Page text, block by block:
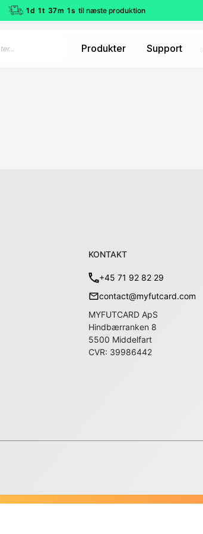
1d 1t 37m 1s til næste produktion
Produkter Support
KONTAKT
+45 71 92 82 29
contact@myfutcard.com
MYFUTCARD ApS
Hindbærranken 8
5500 Middelfart
CVR: 39986442